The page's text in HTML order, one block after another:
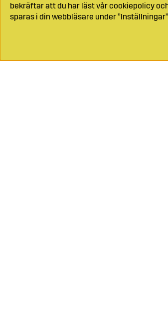
bekräftar att du har läst vår cookiepolicy
sparas i din webbläsare under